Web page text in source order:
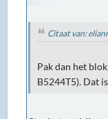
Citaat van:
Pak dan het
B5244T5). Dat